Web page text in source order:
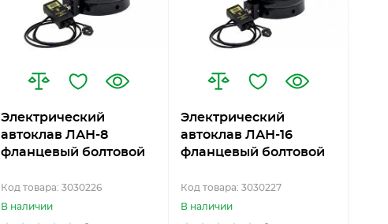
Электрический
автоклав ЛАН-8
фланцевый болтовой
Код товара: 3030226
В наличии
Электрический
автоклав ЛАН-16
фланцевый болтовой
Код товара: 3030227
В наличии